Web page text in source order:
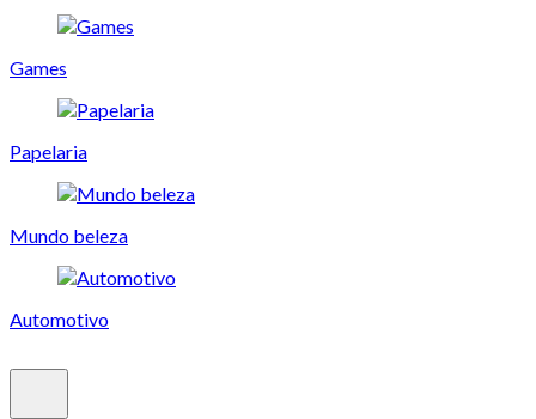
Games
Papelaria
Mundo beleza
Automotivo